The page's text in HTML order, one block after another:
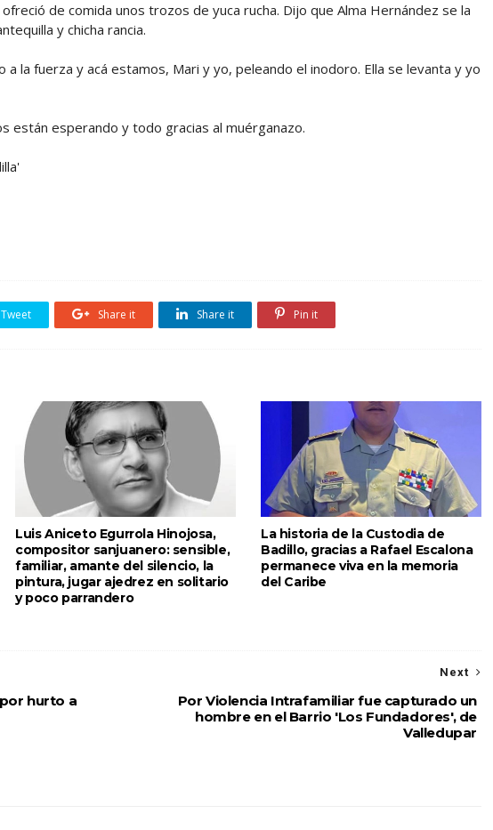
de comida unos trozos de yuca rucha. Dijo que Alma Hernández se la
y chicha rancia.
la fuerza y acá estamos, Mari y yo, peleando el inodoro. Ella se levanta y yo
están esperando y todo gracias al muérganazo.
Tweet Share it Share it Pin it
Luis Aniceto Egurrola Hinojosa,
compositor sanjuanero: sensible,
familiar, amante del silencio, la
pintura, jugar ajedrez en solitario
y poco parrandero
La historia de la Custodia de
Badillo, gracias a Rafael Escalona
permanece viva en la memoria
del Caribe
Next
Por Violencia Intrafamiliar fue capturado un
hombre en el Barrio 'Los Fundadores', de
Valledupar
hurto a